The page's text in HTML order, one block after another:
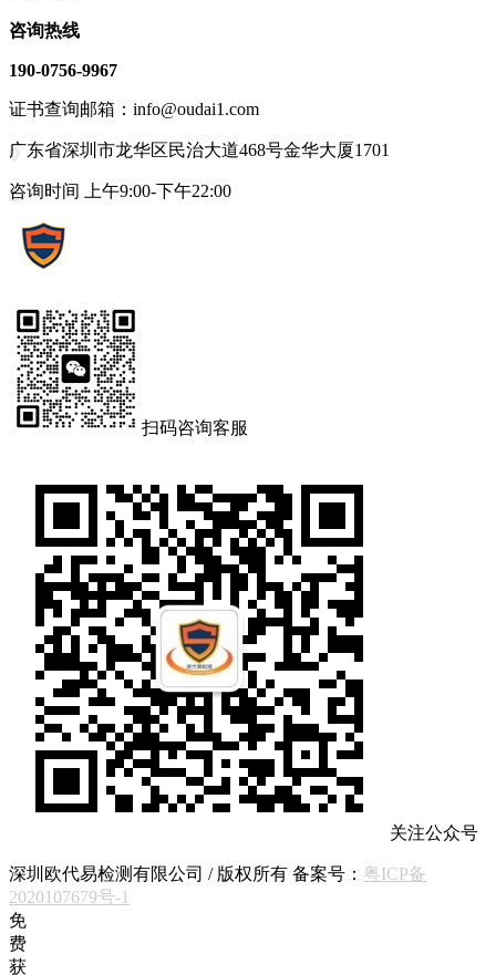
咨询热线
190-0756-9967
证书查询邮箱：info@oudai1.com
广东省深圳市龙华区民治大道468号金华大厦1701
咨询时间 上午9:00-下午22:00
扫码咨询客服
关注公众号
深圳欧代易检测有限公司 / 版权所有 备案号： 粤ICP备
2020107679号-1
免
费
获